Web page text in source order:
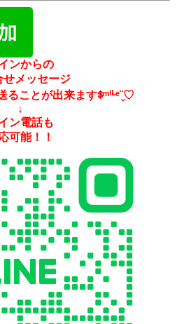
ンからの
せメッセージ
ることが出来ますᙚᵐⁱᒻᵉ¨̮♡
↓
ン電話も
可能！！